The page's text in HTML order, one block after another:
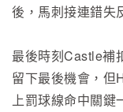
後，馬刺接連錯失
最後時刻Castle補
留下最後機會，但
上罰球線命中關鍵